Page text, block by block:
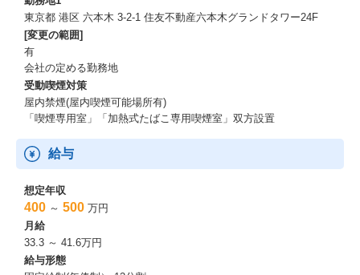
東京都 港区 六本木 3-2-1 住友不動産六本木グランドタワー24F
[変更の範囲]
有
会社の定める勤務地
受動喫煙対策
屋内禁煙(屋内喫煙可能場所有)
「喫煙専用室」「加熱式たばこ専用喫煙室」双方設置
給与
想定年収
400 ～ 500 万円
月給
33.3 ～ 41.6万円
給与形態